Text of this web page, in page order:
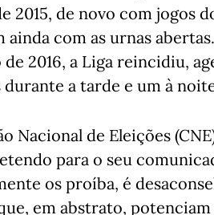
2015, de novo com jogos
ainda com as urnas
2016, a Liga reincidiu,
durante a tarde e um à
Nacional de Eleições
para o seu
os proíba, é
em abstrato,